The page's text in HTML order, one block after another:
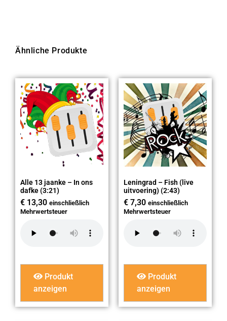
Ähnliche Produkte
Alle 13 jaanke – In ons
dafke (3:21)
€ 13,30 einschließlich
Mehrwertsteuer
Produkt
anzeigen
Leningrad – Fish (live
uitvoering) (2:43)
€ 7,30 einschließlich
Mehrwertsteuer
Produkt
anzeigen